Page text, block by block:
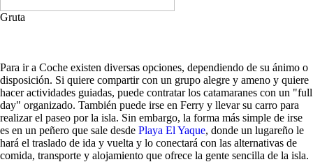
Gruta
Para ir a Coche existen diversas opciones, dependiendo de su ánimo o
disposición. Si quiere compartir con un grupo alegre y ameno y quiere
hacer actividades guiadas, puede contratar los catamaranes con un "full
day" organizado. También puede irse en Ferry y llevar su carro para
realizar el paseo por la isla. Sin embargo, la forma más simple de irse
es en un peñero que sale desde Playa El Yaque, donde un lugareño le
hará el traslado de ida y vuelta y lo conectará con las alternativas de
comida, transporte y alojamiento que ofrece la gente sencilla de la isla.